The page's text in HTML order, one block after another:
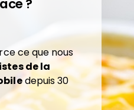
?
ce que nous
de la
depuis 30